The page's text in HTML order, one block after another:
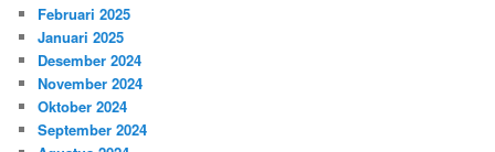
Februari 2025
Januari 2025
Desember 2024
November 2024
Oktober 2024
September 2024